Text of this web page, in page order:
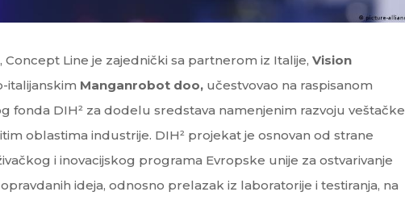
Concept Line je zajednički sa partnerom iz Italije, Vision
italijanskim Manganrobot doo,učestvovao na raspisanom
fonda DIH² za dodelu sredstava namenjenim razvoju veštačke
oblastima industrije. DIH² projekat je osnovan od strane
i inovacijskog programa Evropske unije za ostvarivanje
ideja, odnosno prelazak iz laboratorije i testiranja, na